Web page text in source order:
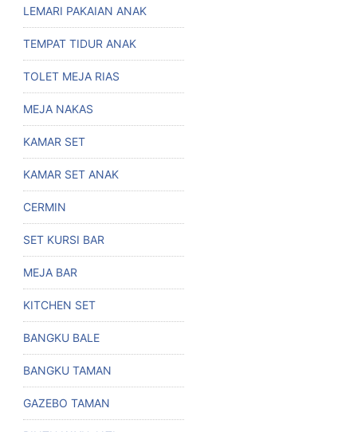
LEMARI PAKAIAN ANAK
TEMPAT TIDUR ANAK
TOLET MEJA RIAS
MEJA NAKAS
KAMAR SET
KAMAR SET ANAK
CERMIN
SET KURSI BAR
MEJA BAR
KITCHEN SET
BANGKU BALE
BANGKU TAMAN
GAZEBO TAMAN